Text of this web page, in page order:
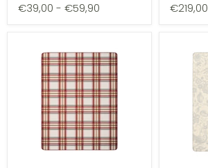
€39,00 - €59,90 €219,00